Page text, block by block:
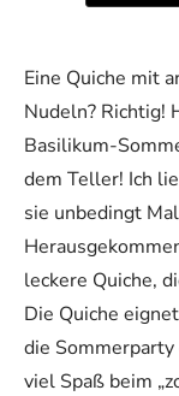
Eine Quiche mit
Nudeln? Richtig!
Basilikum-
dem Teller! Ich
sie unbedingt
leckere Quiche,
Die Quiche
die
viel Spaß beim